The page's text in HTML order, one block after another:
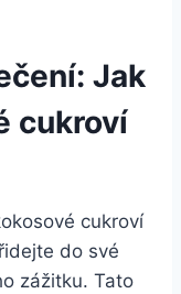
Jak
cukroví
cukroví
do své
zážitku. Tato